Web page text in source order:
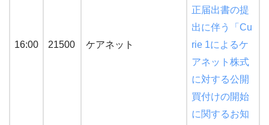
16:00 21500 ケアネット
正届出書の提
出に伴う「Cu
rie 1によるケ
アネット株式
に対する公開
買付けの開始
に関するお知